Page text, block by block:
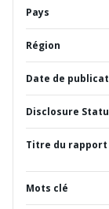
Pays
Région
Date de
Disclosure
Titre du rapport
Mots clé